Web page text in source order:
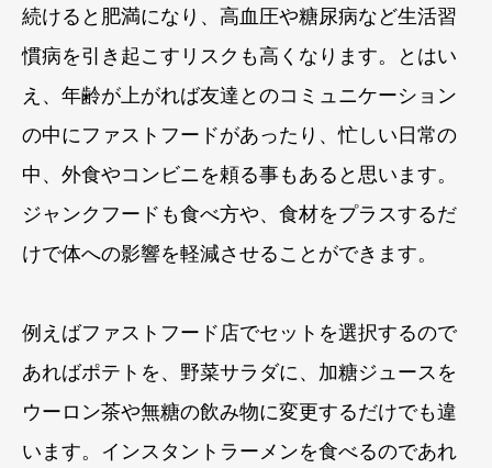
続けると肥満になり、高血圧や糖尿病など生活習
慣病を引き起こすリスクも高くなります。とはい
え、年齢が上がれば友達とのコミュニケーション
の中にファストフードがあったり、忙しい日常の
中、外食やコンビニを頼る事もあると思います。
ジャンクフードも食べ方や、食材をプラスするだ
けで体への影響を軽減させることができます。
例えばファストフード店でセットを選択するので
あればポテトを、野菜サラダに、加糖ジュースを
ウーロン茶や無糖の飲み物に変更するだけでも違
います。インスタントラーメンを食べるのであれ